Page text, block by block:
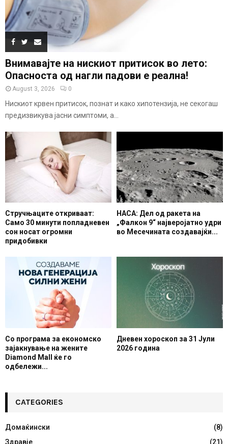
Внимавајте на нискиот притисок во лето:
Опасноста од нагли падови е реална!
August 3, 2026 0
Нискиот крвен притисок, познат и како хипотензија, не секогаш
предизвикува јасни симптоми, а...
Стручњаците откриваат:
Само 30 минути попладневен
сон носат огромни
придобивки
НАСА: Дел од ракета на
„Фалкон 9“ најверојатно удри
во Месечината создавајќи...
Со програма за економско
зајакнување на жените
Diamond Mall ќе го
одбележи...
Дневен хороскоп за 31 Јули
2026 година
CATEGORIES
Домаќински
(8)
Здравје
(21)